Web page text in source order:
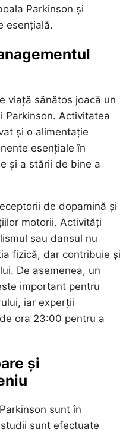
Parkinson și
esențială.
viață sănătos joacă un
Parkinson. Activitatea
și o alimentație
esențiale în
și a stării de bine a
de dopamină și
motorii. Activități
sau dansul nu
fizică, dar contribuie și
De asemenea, un
important pentru
iar experții
ora 23:00 pentru a
și
sunt în
sunt efectuate